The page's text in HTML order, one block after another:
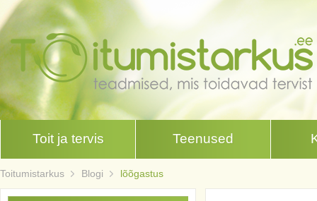
Toit ja tervis Teenused
Toitumistarkus Blogi lõõgastus